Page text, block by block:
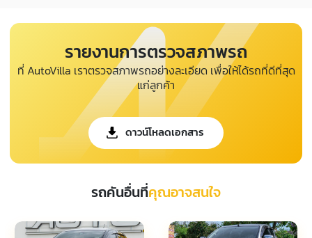
รายงานการตรวจสภาพรถ
ที่ AutoVilla เราตรวจสภาพรถอย่างละเอียด เพื่อให้ได้รถที่ดีที่สุด
แก่ลูกค้า
ดาวน์โหลดเอกสาร
รถคันอื่นที่คุณอาจสนใจ